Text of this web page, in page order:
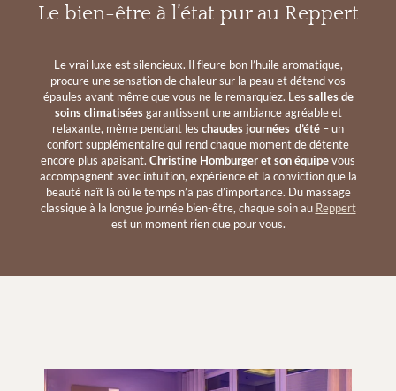
Le bien-être à l’état pur au Reppert
Le vrai luxe est silencieux. Il fleure bon l’huile aromatique,
procure une sensation de chaleur sur la peau et détend vos
épaules avant même que vous ne le remarquiez. Les salles de
soins climatiséesgarantissent une ambiance agréable et
relaxante, même pendant les chaudes journées d’été – un
confort supplémentaire qui rend chaque moment de détente
encore plus apaisant. Christine Homburger et son équipevous
accompagnent avec intuition, expérience et la conviction que la
beauté naît là où le temps n’a pas d’importance. Du massage
classique à la longue journée bien-être, chaque soin au Reppert
est un moment rien que pour vous.